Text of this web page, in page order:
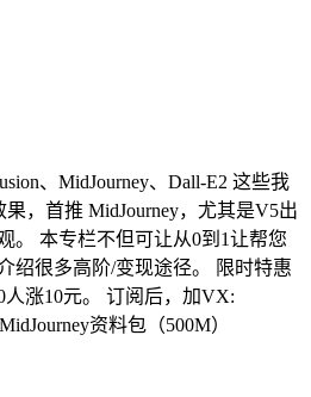
、MidJourney、Dall-E2 这些我
，首推 MidJourney，尤其是V5出
。 本专栏不但可让从0到1让帮您
绍很多高阶/变现途径。 限时特惠
人涨10元。 订阅后，加VX:
资料包（500M）